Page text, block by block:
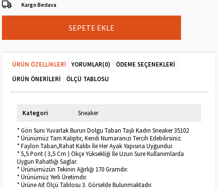
Kargo Bedava
ÜRÜN ÖZELLIKLERI YORUMLAR(0)
ÖDEME SEÇENEKLERI
ÜRÜN ÖNERILERI
ÖLÇÜ TABLOSU
Kategori Sneaker
* Gön Suni Yuvarlak Burun Dolgu Taban Taşlı Kadın Sneaker 35102
* Ürünümüz Tam Kalıptır, Kendi Numaranızı Tercih Edebilirsiniz.
* Faylon Taban,Rahat Kalıbı İle Her Ayak Yapısına Uygundur.
* 5,5 Pont ( 3,5 Cm ) Ökçe Yüksekliği İle Uzun Sure Kullanımlarda
Uygun Rahatlığı Saglar.
* Ürünümüzün Tekinin Ağırlığı 170 Gramdır.
* Ürünümüz Yerli Üretimdir.
* Ürüne Ait Ölçü Tablosu 3. Görselde Bulunmaktadır.